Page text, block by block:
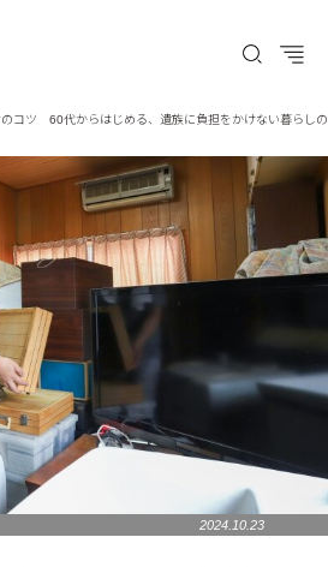
方〜コツ 60代からはじめる、遺族に負担をかけない暮らし
2024.10.23